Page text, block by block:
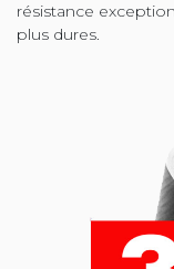
résistance
plus dures.